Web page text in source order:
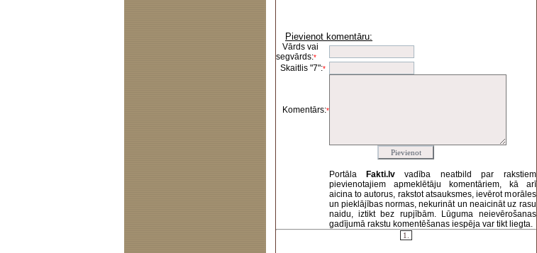
Pievienot komentāru:
Vārds vai
segvārds:*
Skaitlis "7":*
Komentārs:*
Portāla Fakti.lvvadība neatbild par rakstiem
pievienotajiem apmeklētāju komentāriem, kā arī
aicina to autorus, rakstot atsauksmes, ievērot morāles
un pieklājības normas, nekurināt un neaicināt uz rasu
naidu, iztikt bez rupjībām. Lūguma neievērošanas
gadījumā rakstu komentēšanas iespēja var tikt liegta.
1.